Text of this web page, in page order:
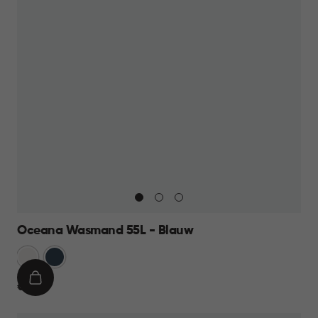
Oceana Wasmand 55L - Blauw
Blauw
€
€ 17,95
IN